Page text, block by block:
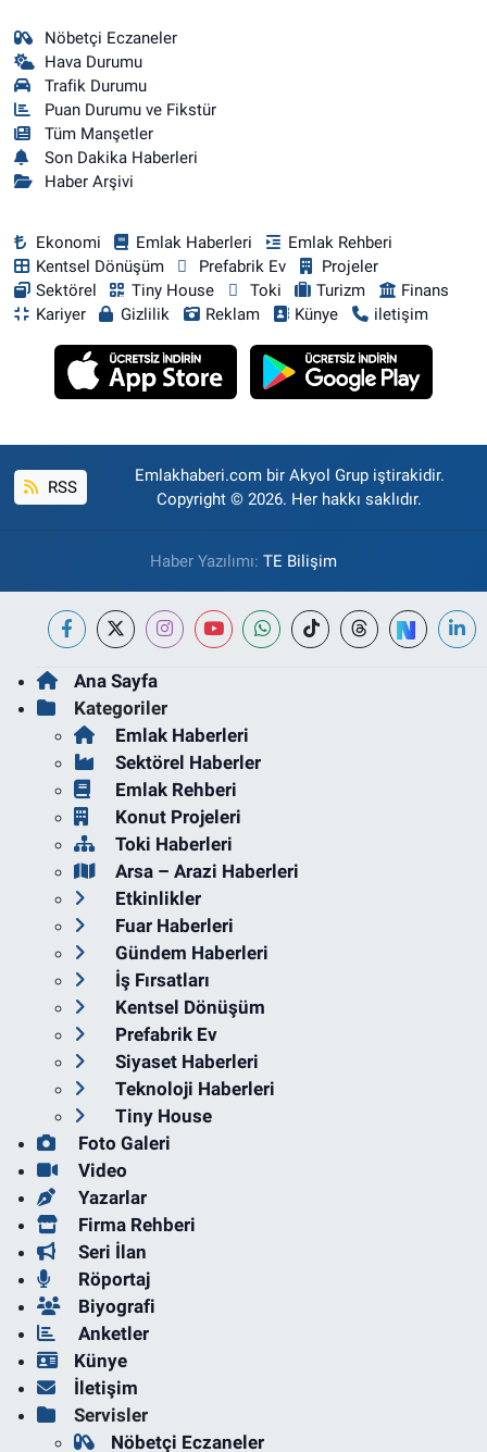
Nöbetçi Eczaneler
Hava Durumu
Trafik Durumu
Puan Durumu ve Fikstür
Tüm Manşetler
Son Dakika Haberleri
Haber Arşivi
Ekonomi Emlak Haberleri
Emlak Rehberi
Kentsel Dönüşüm
Prefabrik Ev
Projeler
Sektörel
Tiny House Toki Turizm
Finans
Kariyer
Gizlilik Reklam Künye iletişim
RSS
Emlakhaberi.com bir Akyol Grup iştirakidir.
Copyright © 2026. Her hakkı saklıdır.
Haber Yazılımı: TE Bilişim
Ana Sayfa
Kategoriler
Emlak Haberleri
Sektörel Haberler
Emlak Rehberi
Konut Projeleri
Toki Haberleri
Arsa – Arazi Haberleri
Etkinlikler
Fuar Haberleri
Gündem Haberleri
İş Fırsatları
Kentsel Dönüşüm
Prefabrik Ev
Siyaset Haberleri
Teknoloji Haberleri
Tiny House
Foto Galeri
Video
Yazarlar
Firma Rehberi
Seri İlan
Röportaj
Biyografi
Anketler
Künye
İletişim
Servisler
Nöbetçi Eczaneler